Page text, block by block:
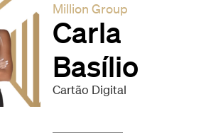
Million Group
Carla
Basílio
Cartão Digital